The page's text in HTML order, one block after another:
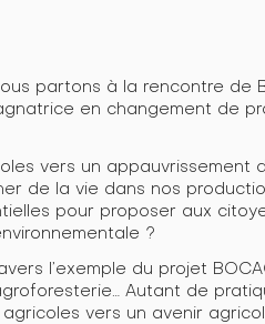
partons à la rencontre de
en changement de
vers un appauvrissement
de la vie dans nos
pour proposer aux
?
l’exemple du projet
Autant de
vers un avenir